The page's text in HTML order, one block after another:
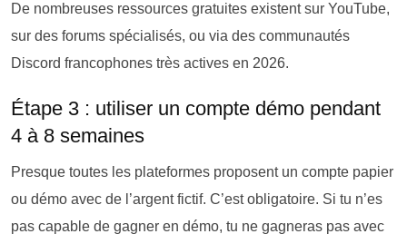
De nombreuses ressources gratuites existent sur YouTube,
sur des forums spécialisés, ou via des communautés
Discord francophones très actives en 2026.
Étape 3 : utiliser un compte démo pendant
4 à 8 semaines
Presque toutes les plateformes proposent un compte papier
ou démo avec de l’argent fictif. C’est obligatoire. Si tu n’es
pas capable de gagner en démo, tu ne gagneras pas avec